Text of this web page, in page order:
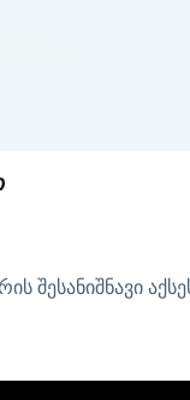
შესანიშნავი